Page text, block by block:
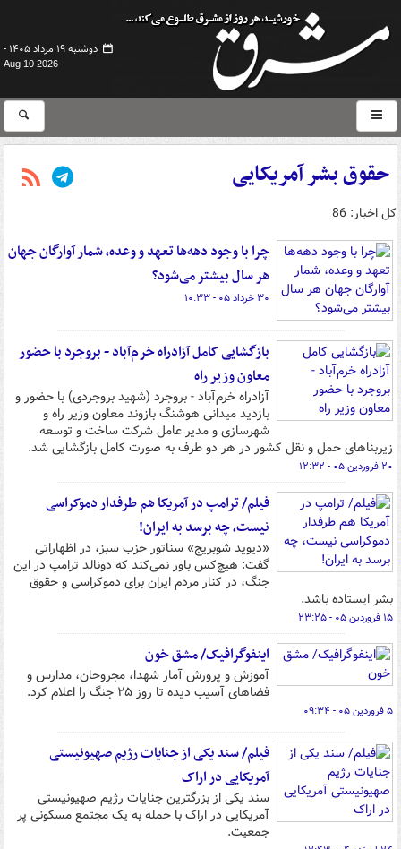
دوشنبه ۱۹ مرداد ۱۴۰۵ -
Aug 10 2026
حقوق بشر آمریکایی
کل اخبار: 86
چرا با وجود دهه‌ها تعهد و وعده، شمار آوارگان جهان
هر سال بیشتر می‌شود؟
۳۰ خرداد ۰۵ - ۱۰:۳۳
بازگشایی کامل آزادراه خرم‌آباد - بروجرد با حضور
معاون وزیر راه
آزادراه خرم‌آباد - بروجرد (شهید بروجردی) با حضور و
بازدید میدانی هوشنگ بازوند معاون وزیر راه و
شهرسازی و مدیر عامل شرکت ساخت و توسعه
زیربناهای حمل و نقل کشور در هر دو طرف به صورت کامل بازگشایی شد.
۲۰ فروردین ۰۵ - ۱۲:۳۲
فیلم/ ترامپ در آمریکا هم طرفدار دموکراسی
نیست، چه برسد به ایران!
«دیوید شوبریج» سناتور حزب سبز، در اظهاراتی
گفت: هیچ‌کس باور نمی‌کند که دونالد ترامپ در این
جنگ، در کنار مردم ایران برای دموکراسی و حقوق
بشر ایستاده باشد.
۱۵ فروردین ۰۵ - ۲۳:۲۵
اینفوگرافیک/ مشق خون
آموزش و پرورش آمار شهدا، مجروحان، مدارس و
فضاهای آسیب دیده تا روز ۲۵ جنگ را اعلام کرد.
۵ فروردین ۰۵ - ۰۹:۳۴
فیلم/ سند یکی از جنایات رژیم صهیونیستی
آمریکایی در اراک
سند یکی از بزرگترین جنایات رژیم صهیونیستی
آمریکایی در اراک با حمله به یک مجتمع مسکونی پر
جمعیت.